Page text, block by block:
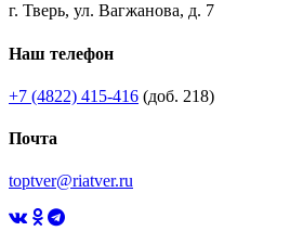
г. Тверь, ул. Вагжанова, д. 7
Наш телефон
+7 (4822) 415-416 (доб. 218)
Почта
toptver@riatver.ru